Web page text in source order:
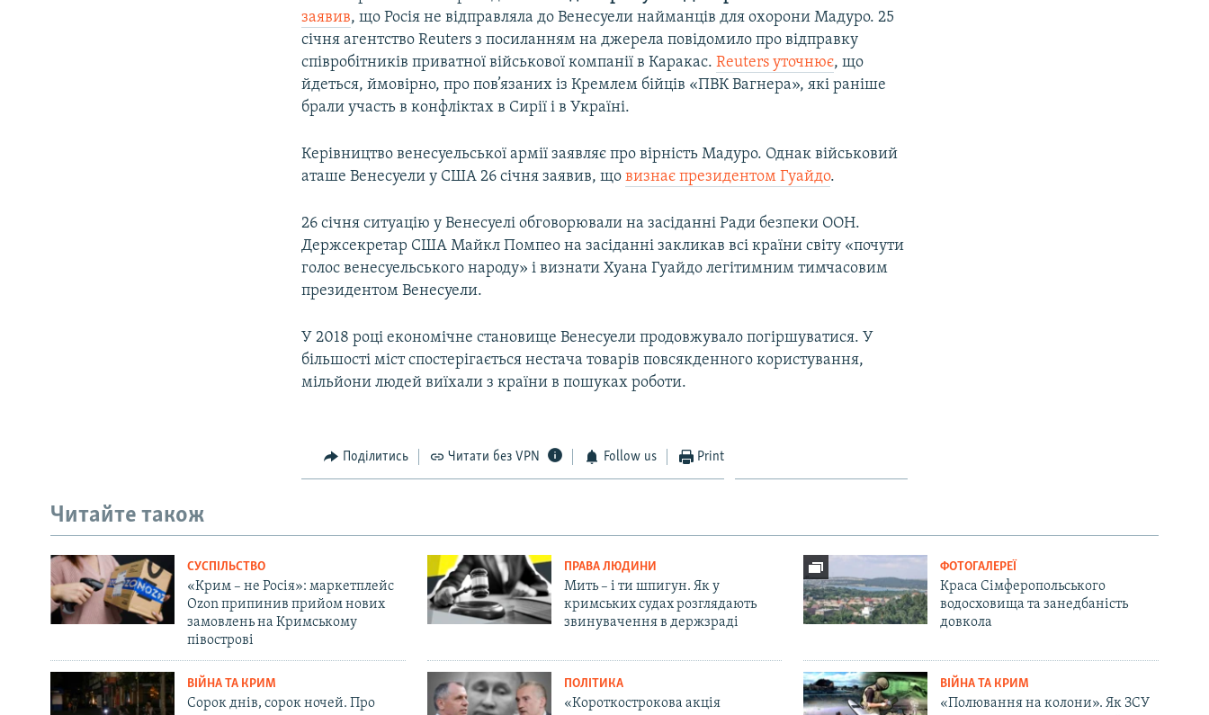
заявив, що Росія не відправляла до Венесуели найманців для охорони Мадуро. 25
січня агентство Reuters з посиланням на джерела повідомило про відправку
співробітників приватної військової компанії в Каракас.Reuters уточнює, що
йдеться, ймовірно, про пов’язаних із Кремлем бійців «ПВК Вагнера», які раніше
брали участь в конфліктах в Сирії і в Україні.
Керівництво венесуельської армії заявляє про вірність Мадуро. Однак військовий
аташе Венесуели у США 26 січня заявив, щовизнає президентом Гуайдо.
26 січня ситуацію у Венесуелі обговорювали на засіданні Ради безпеки ООН.
Держсекретар США Майкл Помпео на засіданні закликав всі країни світу «почути
голос венесуельського народу» і визнати Хуана Гуайдо легітимним тимчасовим
президентом Венесуели.
У 2018 році економічне становище Венесуели продовжувало погіршуватися. У
більшості міст спостерігається нестача товарів повсякденного користування,
мільйони людей виїхали з країни в пошуках роботи.
Поділитись Читати без VPN Follow us Print
Читайте також
СУСПІЛЬСТВО
«Крим – не Росія»: маркетплейс
Ozon припинив прийом нових
замовлень на Кримському
півострові
ПРАВА ЛЮДИНИ
Мить – і ти шпигун. Як у
кримських судах розглядають
звинувачення в держзраді
ФОТОГАЛЕРЕЇ
Краса Сімферопольського
водосховища та занедбаність
довкола
ВІЙНА ТА КРИМ
Сорок днів, сорок ночей. Про
ПОЛІТИКА
«Короткострокова акція
ВІЙНА ТА КРИМ
«Полювання на колони». Як ЗСУ